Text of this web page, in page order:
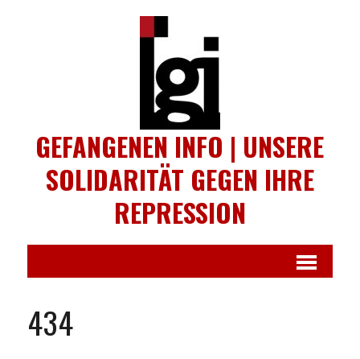
GEFANGENEN INFO | UNSERE
SOLIDARITÄT GEGEN IHRE
REPRESSION
434